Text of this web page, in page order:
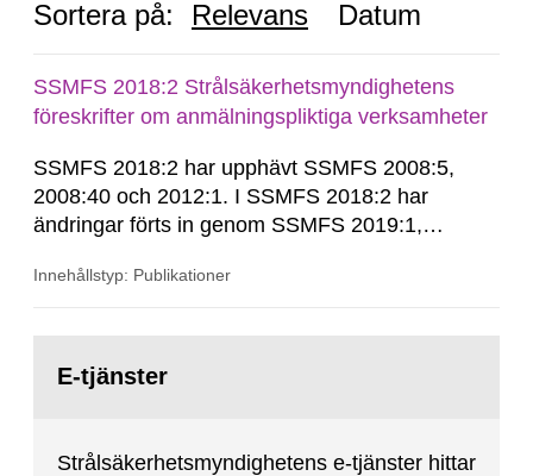
Sortera på: Relevans Datum
SSMFS 2018:2 Strålsäkerhetsmyndighetens
föreskrifter om anmälningspliktiga verksamheter
SSMFS 2018:2 har upphävt SSMFS 2008:5,
2008:40 och 2012:1. I SSMFS 2018:2 har
ändringar förts in genom SSMFS 2019:1,
Innehållstyp: Publikationer
sida:E-tjänster
Strålsäkerhetsmyndighetens e-tjänster hittar